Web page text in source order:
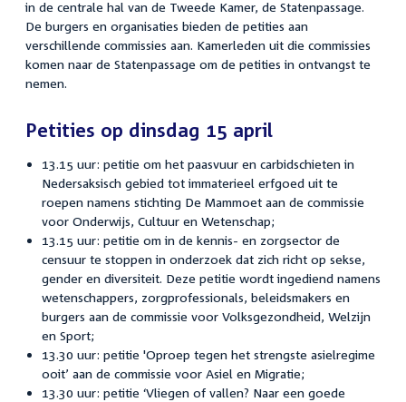
in de centrale hal van de Tweede Kamer, de Statenpassage.
De burgers en organisaties bieden de petities aan
verschillende commissies aan. Kamerleden uit die commissies
komen naar de Statenpassage om de petities in ontvangst te
nemen.
Petities op dinsdag 15 april
13.15 uur: petitie om het paasvuur en carbidschieten in
Nedersaksisch gebied tot immaterieel erfgoed uit te
roepen namens stichting De Mammoet aan de commissie
voor Onderwijs, Cultuur en Wetenschap;
13.15 uur: petitie om in de kennis- en zorgsector de
censuur te stoppen in onderzoek dat zich richt op sekse,
gender en diversiteit. Deze petitie wordt ingediend namens
wetenschappers, zorgprofessionals, beleidsmakers en
burgers aan de commissie voor Volksgezondheid, Welzijn
en Sport;
13.30 uur: petitie 'Oproep tegen het strengste asielregime
ooit’ aan de commissie voor Asiel en Migratie;
13.30 uur: petitie ‘Vliegen of vallen? Naar een goede